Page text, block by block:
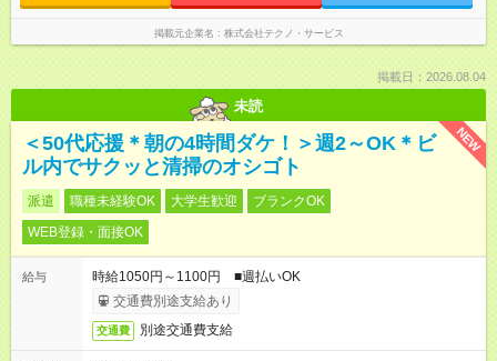
掲載元企業名 株式会社テクノ・サービス
掲載日：2026.08.04
未読
NEW
＜50代応援＊朝の4時間ダケ！＞週2～OK＊ビ
ル内でサクッと清掃のオシゴト
派遣 職種未経験OK 大学生歓迎
ブランクOK
WEB登録・面接OK
給与
時給1050円～1100円 ■週払いOK
交通費別途支給あり
交通費 別途交通費支給